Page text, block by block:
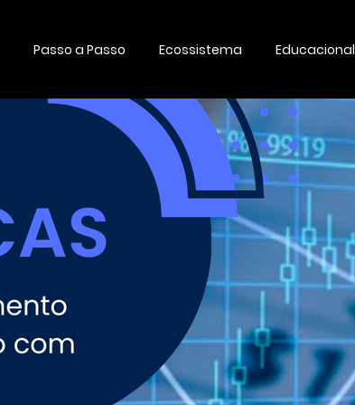
Passo a Passo Ecossistema Educacional